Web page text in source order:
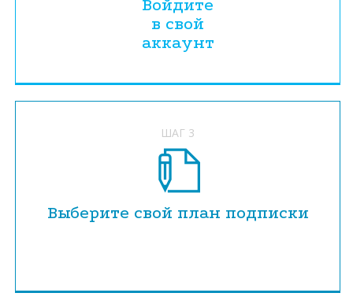
Войдите
в свой
аккаунт
ШАГ 3
Выберите свой план подписки